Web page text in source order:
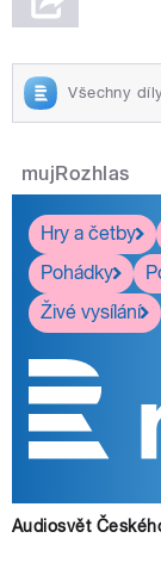
Všechny
mujRozhlas
Hry a četby
Pohádky
Živé vysílání
Audiosvět